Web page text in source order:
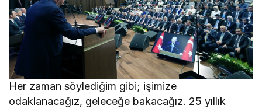
Her zaman söylediğim gibi; işimize
odaklanacağız, geleceğe bakacağız. 25 yıllık